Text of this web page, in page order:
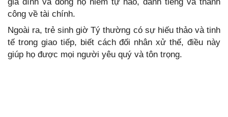
công về tài chính.
Ngoài ra, trẻ sinh giờ Tý thường có sự hiếu thảo và tinh
tế trong giao tiếp, biết cách đối nhân xử thế, điều này
giúp họ được mọi người yêu quý và tôn trọng.